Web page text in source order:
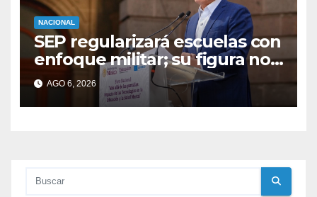
NACIONAL
SEP regularizará escuelas con
enfoque militar; su figura no
existe en la legislación
educativa
AGO 6, 2026